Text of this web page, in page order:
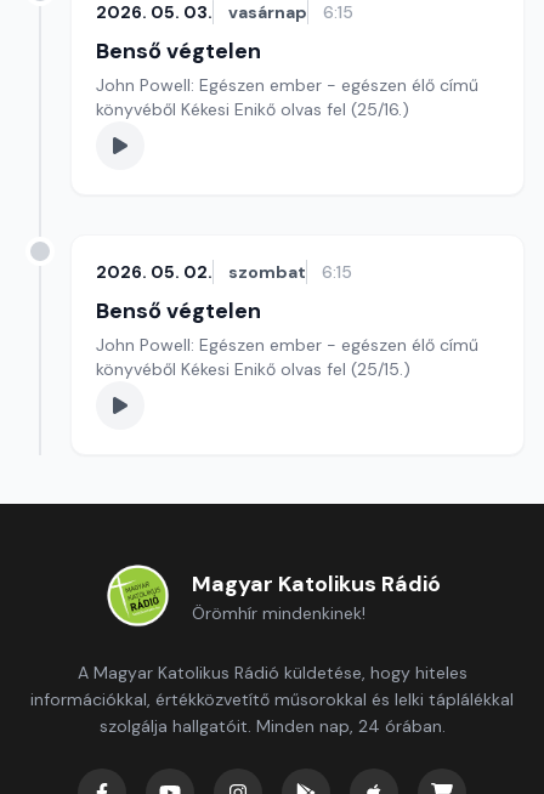
2026. 05. 03. vasárnap 6:15
Benső végtelen
John Powell: Egészen ember - egészen élő című
könyvéből Kékesi Enikő olvas fel (25/16.)
2026. 05. 02. szombat 6:15
Benső végtelen
John Powell: Egészen ember - egészen élő című
könyvéből Kékesi Enikő olvas fel (25/15.)
Magyar Katolikus Rádió
Örömhír mindenkinek!
A Magyar Katolikus Rádió küldetése, hogy hiteles
információkkal, értékközvetítő műsorokkal és lelki táplálékkal
szolgálja hallgatóit. Minden nap, 24 órában.